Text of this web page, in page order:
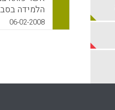
הלמידה
עולה כי
06-02-2008